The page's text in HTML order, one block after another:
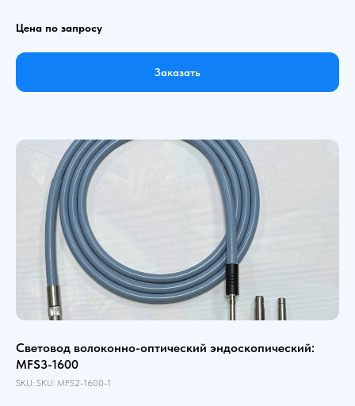
Цена по запросу
Заказать
Световод волоконно-оптический эндоскопический:
MFS3-1600
SKU: SKU: MFS2-1600-1